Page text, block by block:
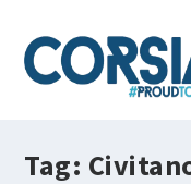
Tag: